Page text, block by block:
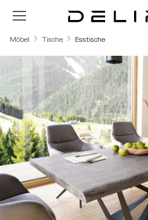
Zum Hauptinhalt springen
Möbel Tische Esstische
Bildergalerie überspringen